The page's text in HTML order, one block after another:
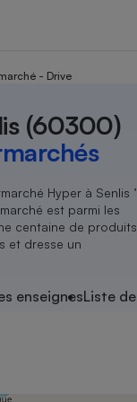
- Drive
(60300)
Hyper à Senlis ’
est parmi les
centaine de produits
et dresse un
enseignesListe
Additifs
auto
- Grande surface
de vente -
de défense
judiciairegratuit
Vente - Travaux
électrique
administrative
marchand
aérien